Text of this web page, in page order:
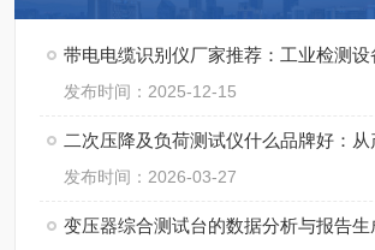
带电电缆识别仪厂家推荐：工业检测
发布时间：2025-12-15
发布时间：2026-03-27
变压器综合测试台的数据分析与报告生